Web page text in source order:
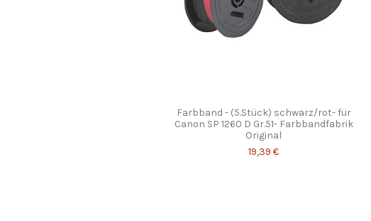
Farbband - (5.Stück) schwarz/rot- für
Canon SP 1260 D Gr.51- Farbbandfabrik
Original
19,39 €